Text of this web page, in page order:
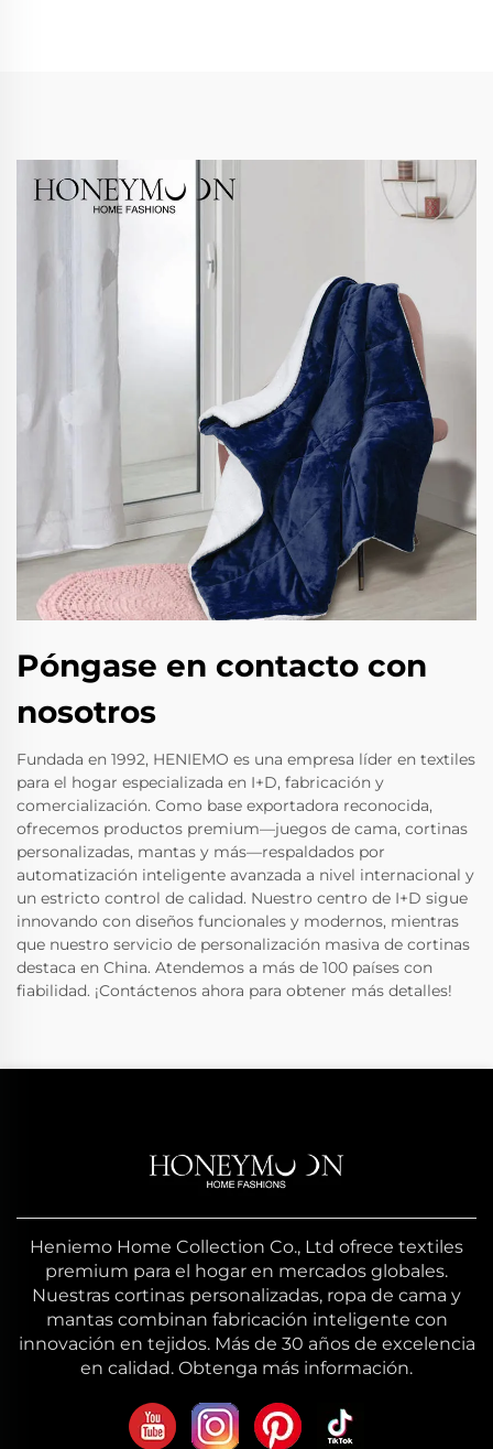
Póngase en contacto con
nosotros
Fundada en 1992, HENIEMO es una empresa líder en textiles
para el hogar especializada en I+D, fabricación y
comercialización. Como base exportadora reconocida,
ofrecemos productos premium—juegos de cama, cortinas
personalizadas, mantas y más—respaldados por
automatización inteligente avanzada a nivel internacional y
un estricto control de calidad. Nuestro centro de I+D sigue
innovando con diseños funcionales y modernos, mientras
que nuestro servicio de personalización masiva de cortinas
destaca en China. Atendemos a más de 100 países con
fiabilidad. ¡Contáctenos ahora para obtener más detalles!
Heniemo Home Collection Co., Ltd ofrece textiles
premium para el hogar en mercados globales.
Nuestras cortinas personalizadas, ropa de cama y
mantas combinan fabricación inteligente con
innovación en tejidos. Más de 30 años de excelencia
en calidad. Obtenga más información.